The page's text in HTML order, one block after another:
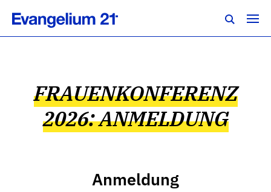
FRAUENKONFERENZ
2026: ANMELDUNG
Anmeldung